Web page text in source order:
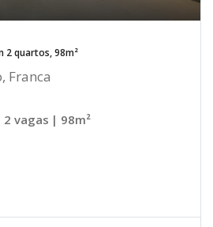
2 quartos, 98m²
Franca
2 vagas | 98m²